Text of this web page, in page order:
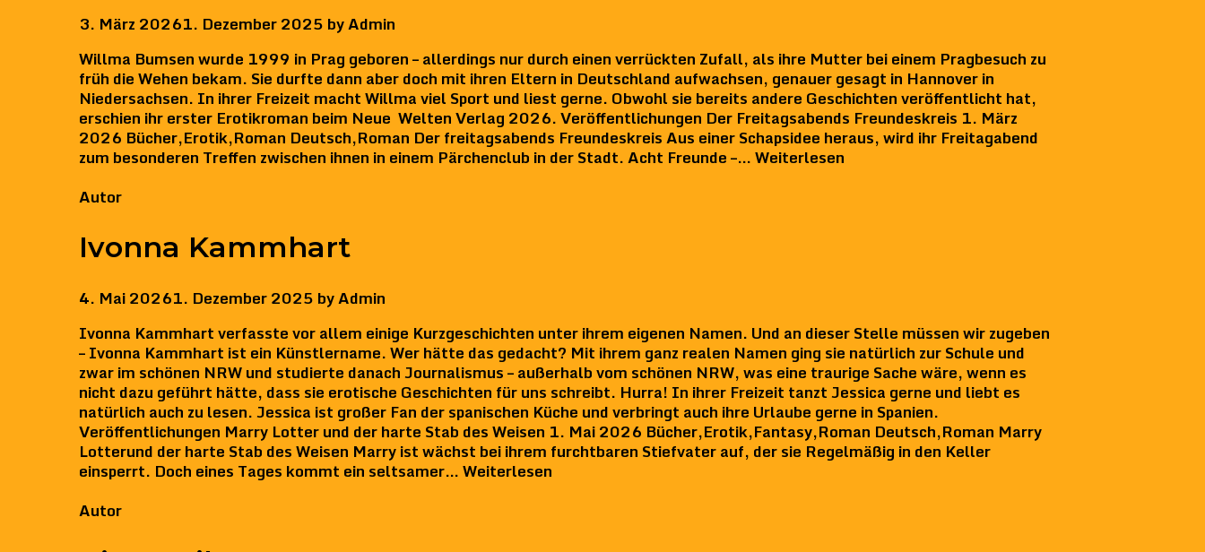
3. März 20261. Dezember 2025 byAdmin
Willma Bumsen wurde 1999 in Prag geboren – allerdings nur durch einen verrückten Zufall, als ihre Mutter bei einem Pragbesuch zu
früh die Wehen bekam. Sie durfte dann aber doch mit ihren Eltern in Deutschland aufwachsen, genauer gesagt in Hannover in
Niedersachsen. In ihrer Freizeit macht Willma viel Sport und liest gerne. Obwohl sie bereits andere Geschichten veröffentlicht hat,
erschien ihr erster Erotikroman beim Neue Welten Verlag 2026. Veröffentlichungen Der Freitagsabends Freundeskreis 1. März
2026 Bücher,Erotik,Roman Deutsch,Roman Der freitagsabends Freundeskreis Aus einer Schapsidee heraus, wird ihr Freitagabend
zum besonderen Treffen zwischen ihnen in einem Pärchenclub in der Stadt. Acht Freunde –… Weiterlesen
Categories
Autor
Ivonna Kammhart
4. Mai 20261. Dezember 2025 byAdmin
Ivonna Kammhart verfasste vor allem einige Kurzgeschichten unter ihrem eigenen Namen. Und an dieser Stelle müssen wir zugeben
– Ivonna Kammhart ist ein Künstlername. Wer hätte das gedacht? Mit ihrem ganz realen Namen ging sie natürlich zur Schule und
zwar im schönen NRW und studierte danach Journalismus – außerhalb vom schönen NRW, was eine traurige Sache wäre, wenn es
nicht dazu geführt hätte, dass sie erotische Geschichten für uns schreibt. Hurra! In ihrer Freizeit tanzt Jessica gerne und liebt es
natürlich auch zu lesen. Jessica ist großer Fan der spanischen Küche und verbringt auch ihre Urlaube gerne in Spanien.
Veröffentlichungen Marry Lotter und der harte Stab des Weisen 1. Mai 2026 Bücher,Erotik,Fantasy,Roman Deutsch,Roman Marry
Lotterund der harte Stab des Weisen Marry ist wächst bei ihrem furchtbaren Stiefvater auf, der sie Regelmäßig in den Keller
einsperrt. Doch eines Tages kommt ein seltsamer… Weiterlesen
Categories
Autor